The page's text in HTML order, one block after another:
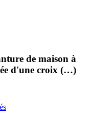
de maison à
d'une croix (…)